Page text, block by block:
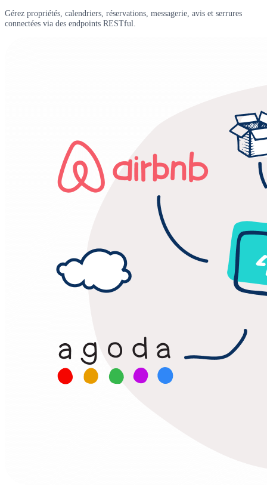
Gérez propriétés, calendriers, réservations, messagerie, avis et serrures
connectées via des endpoints RESTful.